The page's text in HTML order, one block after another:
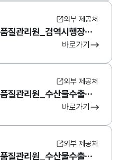
외부 제공처
해양수산부 국립수산물품질관리원_검역시행장정보
바로가기
외부 제공처
해양수산부 국립수산물품질관리원_수산물수출입검역통계
바로가기
외부 제공처
해양수산부 국립수산물품질관리원_수산물수출검사통계